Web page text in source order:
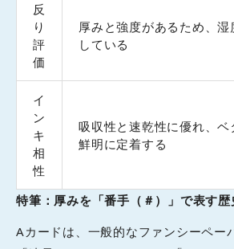
反
り
評
価
厚みと強度があるため、
している
イ
ン
キ
相
性
吸収性と速乾性に優れ、
鮮明に定着する
特筆：厚みを「番手（＃）」で表す歴
Aカードは、一般的なファンシーペー